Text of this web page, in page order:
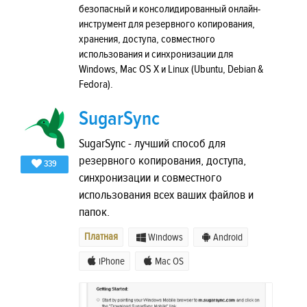
безопасный и консолидированный онлайн-
инструмент для резервного копирования,
хранения, доступа, совместного
использования и синхронизации для
Windows, Mac OS X и Linux (Ubuntu, Debian &
Fedora).
339
SugarSync
SugarSync - лучший способ для
резервного копирования, доступа,
синхронизации и совместного
использования всех ваших файлов и
папок.
Платная Windows Android
iPhone Mac OS